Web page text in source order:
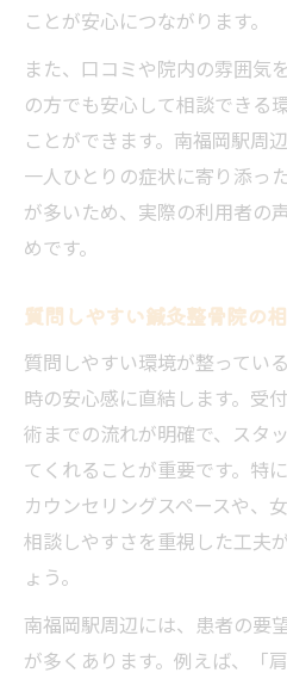
ことが安心につながります。
また、口コミや院内の雰囲気
の方でも安心して相談できる
ことができます。南福岡駅周
一人ひとりの症状に寄り添っ
が多いため、実際の利用者の
めです。
質問しやすい鍼灸整骨院の
質問しやすい環境が整ってい
時の安心感に直結します。受
術までの流れが明確で、スタ
てくれることが重要です。特
カウンセリングスペースや、
相談しやすさを重視した工夫
ょう。
南福岡駅周辺には、患者の要
が多くあります。例えば、「